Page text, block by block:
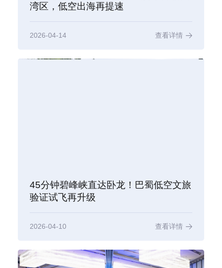
湾区，低空出海再提速
2026-04-14 查看详情
45分钟碧峰峡直达卧龙！巴蜀低空文旅
验证试飞再升级
2026-04-10 查看详情